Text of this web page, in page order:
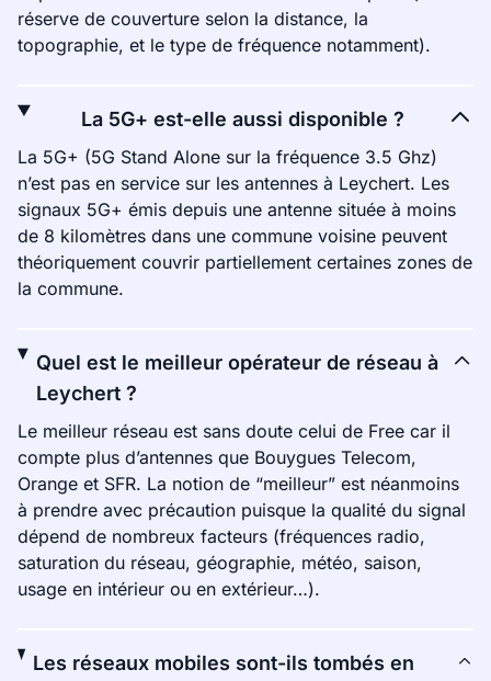
réserve de couverture selon la distance, la
topographie, et le type de fréquence notamment).
La 5G+ est-elle aussi disponible ?
La 5G+ (5G Stand Alone sur la fréquence 3.5 Ghz)
n’est pas en service sur les antennes à Leychert. Les
signaux 5G+ émis depuis une antenne située à moins
de 8 kilomètres dans une commune voisine peuvent
théoriquement couvrir partiellement certaines zones de
la commune.
Quel est le meilleur opérateur de réseau à
Leychert ?
Le meilleur réseau est sans doute celui de Free car il
compte plus d’antennes que Bouygues Telecom,
Orange et SFR. La notion de “meilleur” est néanmoins
à prendre avec précaution puisque la qualité du signal
dépend de nombreux facteurs (fréquences radio,
saturation du réseau, géographie, météo, saison,
usage en intérieur ou en extérieur…).
Les réseaux mobiles sont-ils tombés en